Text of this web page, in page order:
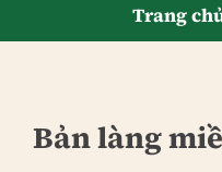
Trang
Bản làng